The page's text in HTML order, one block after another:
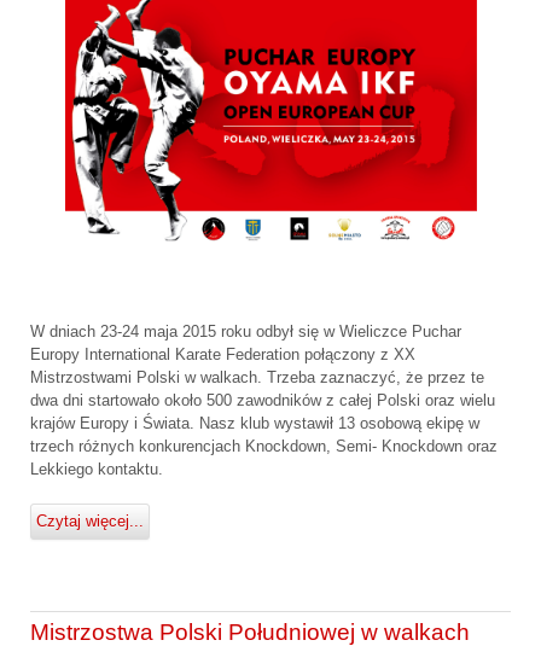
W dniach 23-24 maja 2015 roku odbył się w Wieliczce Puchar
Europy International Karate Federation połączony z XX
Mistrzostwami Polski w walkach. Trzeba zaznaczyć, że przez te
dwa dni startowało około 500 zawodników z całej Polski oraz wielu
krajów Europy i Świata. Nasz klub wystawił 13 osobową ekipę w
trzech różnych konkurencjach Knockdown, Semi- Knockdown oraz
Lekkiego kontaktu.
Czytaj więcej...
Mistrzostwa Polski Południowej w walkach